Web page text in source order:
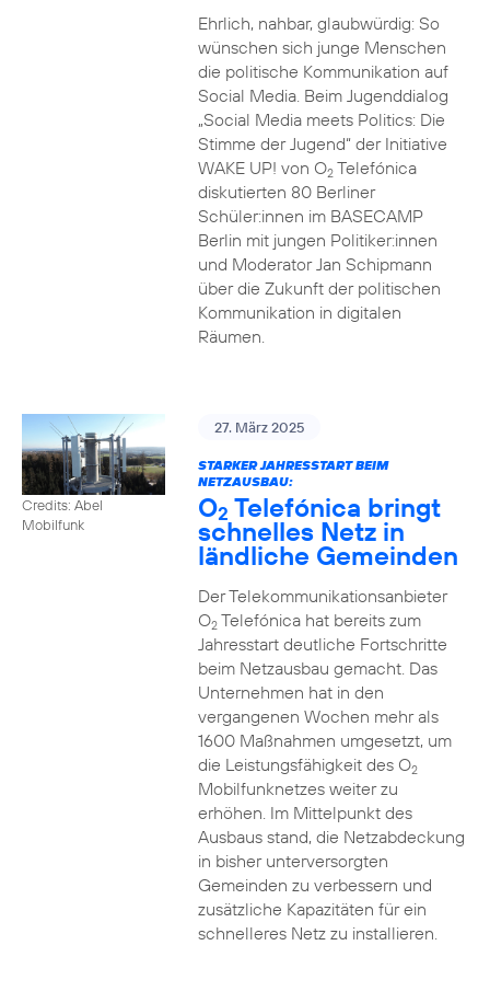
Ehrlich, nahbar, glaubwürdig: So
wünschen sich junge Menschen
die politische Kommunikation auf
Social Media. Beim Jugenddialog
„Social Media meets Politics: Die
Stimme der Jugend“ der Initiative
WAKE UP! von O2Telefónica
diskutierten 80 Berliner
Schüler:innen im BASECAMP
Berlin mit jungen Politiker:innen
und Moderator Jan Schipmann
über die Zukunft der politischen
Kommunikation in digitalen
Räumen.
Credits: Abel
Mobilfunk
27. März 2025
STARKER JAHRESSTART BEIM
NETZAUSBAU:
O2 Telefónica bringt
schnelles Netz in
ländliche Gemeinden
Der Telekommunikationsanbieter
O2Telefónica hat bereits zum
Jahresstart deutliche Fortschritte
beim Netzausbau gemacht. Das
Unternehmen hat in den
vergangenen Wochen mehr als
1600 Maßnahmen umgesetzt, um
die Leistungsfähigkeit des O2
Mobilfunknetzes weiter zu
erhöhen. Im Mittelpunkt des
Ausbaus stand, die Netzabdeckung
in bisher unterversorgten
Gemeinden zu verbessern und
zusätzliche Kapazitäten für ein
schnelleres Netz zu installieren.